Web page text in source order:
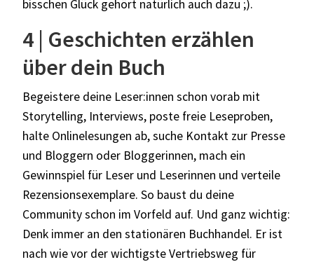
bisschen Glück gehört natürlich auch dazu ;).
4 | Geschichten erzählen
über dein Buch
Begeistere deine Leser:innen schon vorab mit
Storytelling, Interviews, poste freie Leseproben,
halte Onlinelesungen ab, suche Kontakt zur Presse
und Bloggern oder Bloggerinnen, mach ein
Gewinnspiel für Leser und Leserinnen und verteile
Rezensionsexemplare. So baust du deine
Community schon im Vorfeld auf. Und ganz wichtig:
Denk immer an den stationären Buchhandel. Er ist
nach wie vor der wichtigste Vertriebsweg für